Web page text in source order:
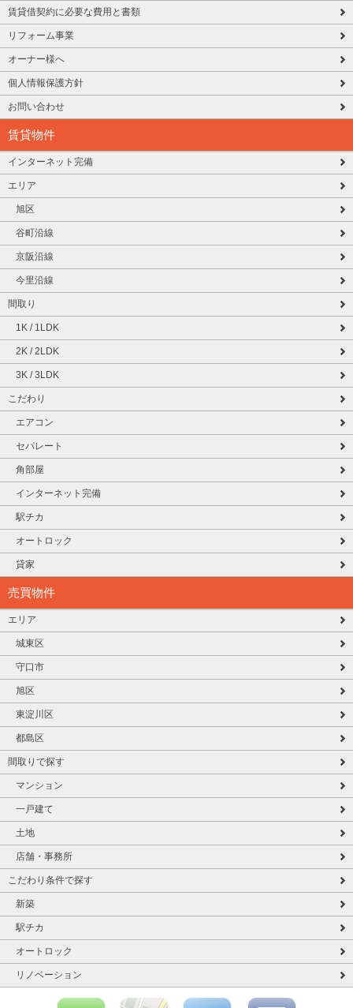
賃貸借契約に必要な費用と書類
リフォーム事業
オーナー様へ
個人情報保護方針
お問い合わせ
賃貸物件
インターネット完備
エリア
旭区
谷町沿線
京阪沿線
今里沿線
間取り
1K / 1LDK
2K / 2LDK
3K / 3LDK
こだわり
エアコン
セパレート
角部屋
インターネット完備
駅チカ
オートロック
貸家
売買物件
エリア
城東区
守口市
旭区
東淀川区
都島区
間取りで探す
マンション
一戸建て
土地
店舗・事務所
こだわり条件で探す
新築
駅チカ
オートロック
リノベーション